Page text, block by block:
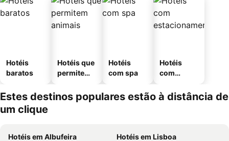
Hotéis
baratos
Hotéis que
permitem
Hotéis
com spa
Hotéis
com
mento
Estes destinos populares estão à distância de
um clique
Hotéis em Albufeira
Hotéis em Lisboa